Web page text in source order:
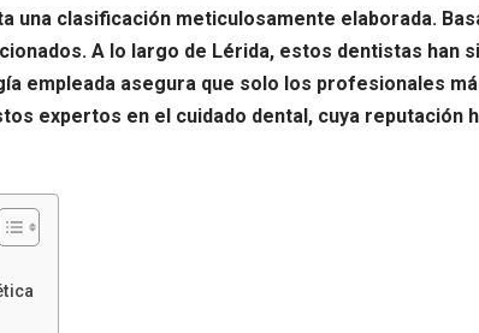
una clasificación meticulosamente elaborada.
A lo largo de Lérida, estos dentistas han
empleada asegura que solo los profesionales
expertos en el cuidado dental, cuya reputación